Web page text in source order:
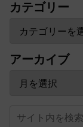
カテゴリー
アーカイブ